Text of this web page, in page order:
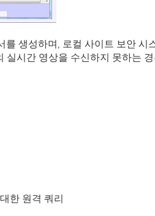
생성하며, 로컬 사이트 보안 시
시간 영상을 수신하지 못하는
한 원격 쿼리